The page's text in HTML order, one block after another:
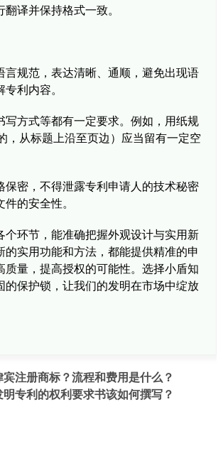
译并保持格式一致。
规范，表达清晰、通顺，避免出现语
利内容。
方式等都有一定要求。例如，用纸规
，从标题上沿至页边）应当留有一定空
密，不得泄露专利申请人的技术秘密
的安全性。
环节，能准确把握外观设计与实用新
实用功能和方法，都能提供精准的申
量，提高授权的可能性。选择小盾知
保护锁，让我们的发明在市场中绽放
注册商标？流程和费用是什么？
明专利的权利要求书该如何撰写？